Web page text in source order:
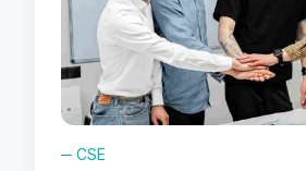
─ CSE